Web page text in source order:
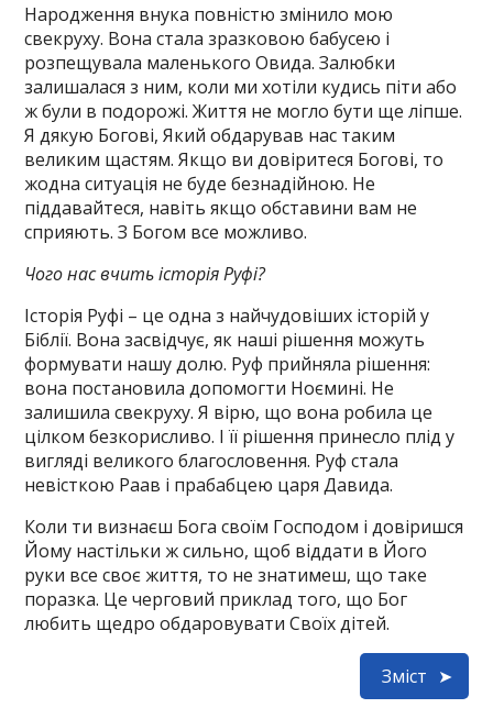
Народження внука повністю змінило мою
свекруху. Вона стала зразковою бабусею і
розпещувала маленького Овида. Залюбки
залишалася з ним, коли ми хотіли кудись піти або
ж були в подорожі. Життя не могло бути ще ліпше.
Я дякую Богові, Який обдарував нас таким
великим щастям. Якщо ви довіритеся Богові, то
жодна ситуація не буде безнадійною. Не
піддавайтеся, навіть якщо обставини вам не
сприяють. З Богом все можливо.
Чого нас вчить історія Руфі?
Історія Руфі – це одна з найчудовіших історій у
Біблії. Вона засвідчує, як наші рішення можуть
формувати нашу долю. Руф прийняла рішення:
вона постановила допомогти Ноємині. Не
залишила свекруху. Я вірю, що вона робила це
цілком безкорисливо. І її рішення принесло плід у
вигляді великого благословення. Руф стала
невісткою Раав і прабабцею царя Давида.
Коли ти визнаєш Бога своїм Господом і довіришся
Йому настільки ж сильно, щоб віддати в Його
руки все своє життя, то не знатимеш, що таке
поразка. Це черговий приклад того, що Бог
любить щедро обдаровувати Своїх дітей.
Зміст